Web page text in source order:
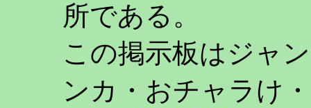
所である。
この掲示板はジャ
ンカ・おチャラけ